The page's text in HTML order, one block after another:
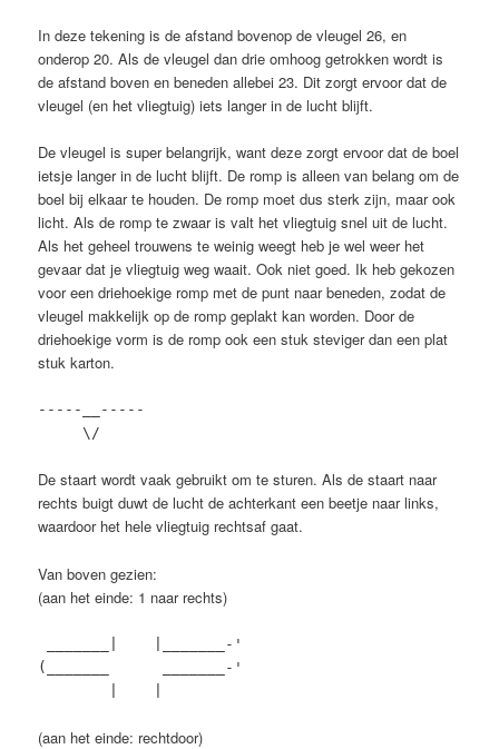
In deze tekening is de afstand bovenop de vleugel 26, en
onderop 20. Als de vleugel dan drie omhoog getrokken wordt is
de afstand boven en beneden allebei 23. Dit zorgt ervoor dat de
vleugel (en het vliegtuig) iets langer in de lucht blijft.
De vleugel is super belangrijk, want deze zorgt ervoor dat de boel
ietsje langer in de lucht blijft. De romp is alleen van belang om de
boel bij elkaar te houden. De romp moet dus sterk zijn, maar ook
licht. Als de romp te zwaar is valt het vliegtuig snel uit de lucht.
Als het geheel trouwens te weinig weegt heb je wel weer het
gevaar dat je vliegtuig weg waait. Ook niet goed. Ik heb gekozen
voor een driehoekige romp met de punt naar beneden, zodat de
vleugel makkelijk op de romp geplakt kan worden. Door de
driehoekige vorm is de romp ook een stuk steviger dan een plat
stuk karton.
-----__-----
\/
De staart wordt vaak gebruikt om te sturen. Als de staart naar
rechts buigt duwt de lucht de achterkant een beetje naar links,
waardoor het hele vliegtuig rechtsaf gaat.
Van boven gezien:
(aan het einde: 1 naar rechts)
_______| |_______-'
(_______ _______-'
(aan het einde: rechtdoor)